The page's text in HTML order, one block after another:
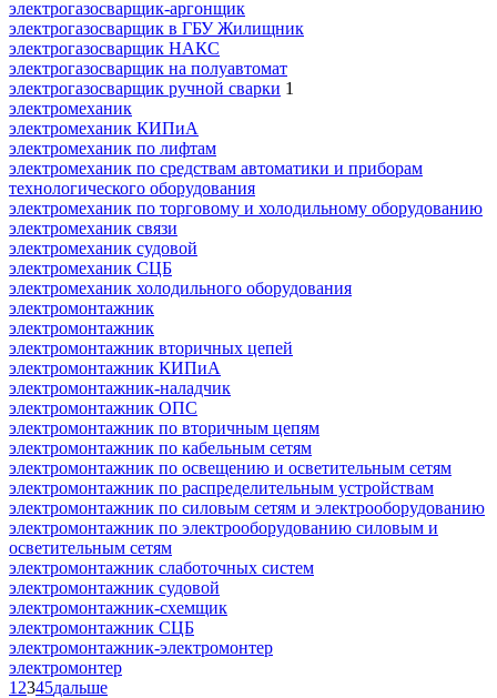
электрогазосварщик-аргонщик
электрогазосварщик в ГБУ Жилищник
электрогазосварщик НАКС
электрогазосварщик на полуавтомат
электрогазосварщик ручной сварки 1
электромеханик
электромеханик КИПиА
электромеханик по лифтам
электромеханик по средствам автоматики и приборам
технологического оборудования
электромеханик по торговому и холодильному оборудованию
электромеханик связи
электромеханик судовой
электромеханик СЦБ
электромеханик холодильного оборудования
электромонтажник
электромонтажник
электромонтажник вторичных цепей
электромонтажник КИПиА
электромонтажник-наладчик
электромонтажник ОПС
электромонтажник по вторичным цепям
электромонтажник по кабельным сетям
электромонтажник по освещению и осветительным сетям
электромонтажник по распределительным устройствам
электромонтажник по силовым сетям и электрооборудованию
электромонтажник по электрооборудованию силовым и
осветительным сетям
электромонтажник слаботочных систем
электромонтажник судовой
электромонтажник-схемщик
электромонтажник СЦБ
электромонтажник-электромонтер
электромонтер
1 2345дальше